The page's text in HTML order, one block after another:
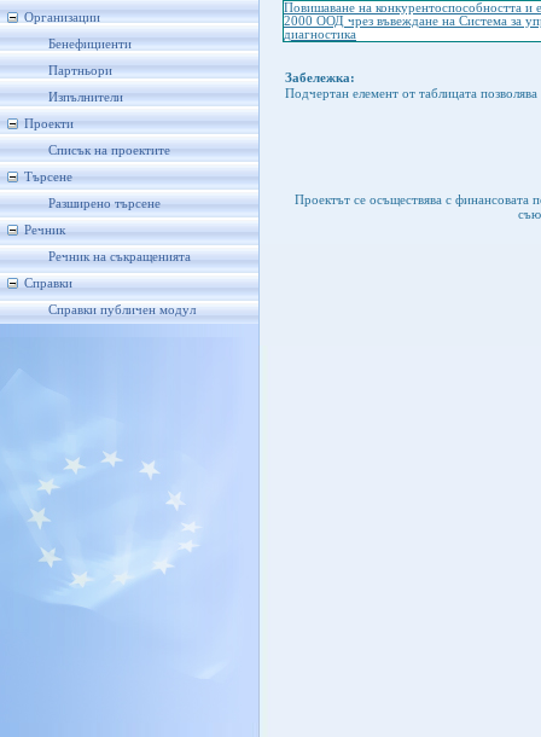
Организации
Бенефициенти
Партньори
Изпълнители
Проекти
Списък на проектите
Търсене
Разширено търсене
Речник
Речник на съкращенията
Справки
Справки публичен модул
Повишаване на конкурентоспособността
2000 ООД чрез въвеждане на Система за
диагностика
Забележка:
Подчертан елемент от таблицата
Проектът се осъществява с финансовата